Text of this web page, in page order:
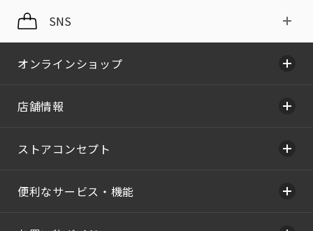
SNS
オンラインショップ
店舗情報
ストアコンセプト
便利なサービス・機能